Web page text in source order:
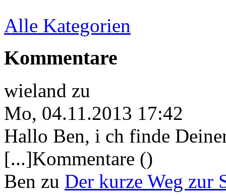
Alle Kategorien
Kommentare
wieland zu
Mo, 04.11.2013 17:42
Hallo Ben, i ch finde
[...]Kommentare ()
Ben zu Der kurze Weg zur